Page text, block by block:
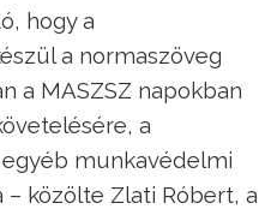
hogy a
a normaszöveg
a MASZSZ napokban
a
munkavédelmi
közölte Zlati Róbert, a